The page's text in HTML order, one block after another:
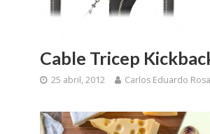
Cable Tricep
25 abril, 2012 Carlos Eduardo